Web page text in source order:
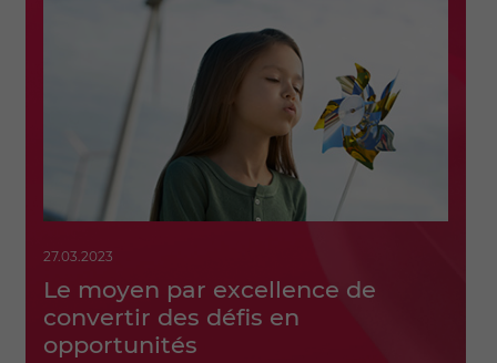
27.03.2023
Le moyen par excellence de
convertir des défis en
opportunités